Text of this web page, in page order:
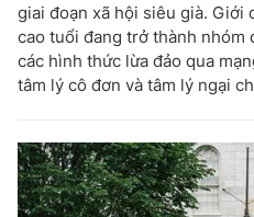
giai đoạn xã hội siêu già. Giới
cao tuổi đang trở thành
các hình thức lừa đảo qua
tâm lý cô đơn và tâm lý ngại